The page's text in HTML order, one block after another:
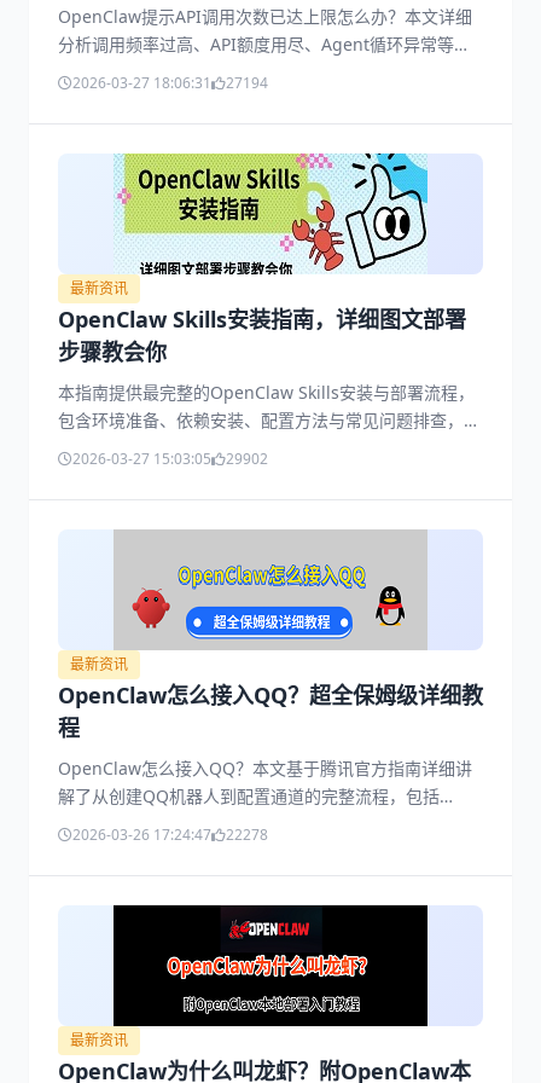
OpenClaw提示API调用次数已达上限怎么办？本文详细
分析调用频率过高、API额度用尽、Agent循环异常等常
见原因，并提供完整解决方案，包括使用OpenClaw部署
OpenClaw正常使用，提升稳定性与效率。
2026-03-27 18:06:31 27194
最新资讯
OpenClaw Skills安装指南，详细图文部署
步骤教会你
本指南提供最完整的OpenClaw Skills安装与部署流程，
包含环境准备、依赖安装、配置方法与常见问题排查，并
介绍如何通过“OpenClaw 部署助手”实现一键化部署，适
2026-03-27 15:03:05 29902
最新资讯
OpenClaw怎么接入QQ？超全保姆级详细教
程
OpenClaw怎么接入QQ？本文基于腾讯官方指南详细讲
解了从创建QQ机器人到配置通道的完整流程，包括
AppID获取、模型配置、通道绑定及常见问题解决方法，
2026-03-26 17:24:47 22278
最新资讯
OpenClaw为什么叫龙虾？附OpenClaw本